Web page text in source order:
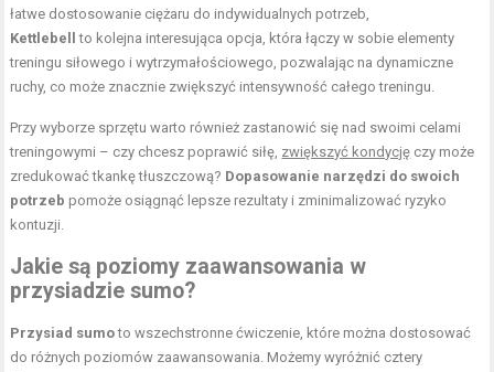
łatwe dostosowanie ciężaru do indywidualnych potrzeb,
Kettlebell
to kolejna interesująca opcja, która łączy w sobie elementy
treningu siłowego i wytrzymałościowego, pozwalając na dynamiczne
ruchy, co może znacznie zwiększyć intensywność całego treningu.
Przy wyborze sprzętu warto również zastanowić się nad swoimi celami
treningowymi – czy chcesz poprawić siłę, zwiększyć kondycję czy może
zredukować tkankę tłuszczową? Dopasowanie narzędzi do swoich
potrzeb pomoże osiągnąć lepsze rezultaty i zminimalizować ryzyko
kontuzji.
Jakie są poziomy zaawansowania w
przysiadzie sumo?
Przysiad sumoto wszechstronne ćwiczenie, które można dostosować
do różnych poziomów zaawansowania. Możemy wyróżnić cztery